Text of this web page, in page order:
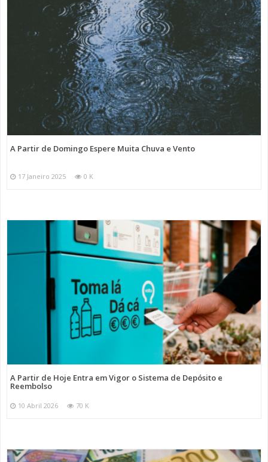
A Partir de Domingo Espere Muita Chuva e Vento
17 Janeiro 2025 0 K
A Partir de Hoje Entra em Vigor o Sistema de Depósito e
Reembolso
10 Abril 2026 70 K